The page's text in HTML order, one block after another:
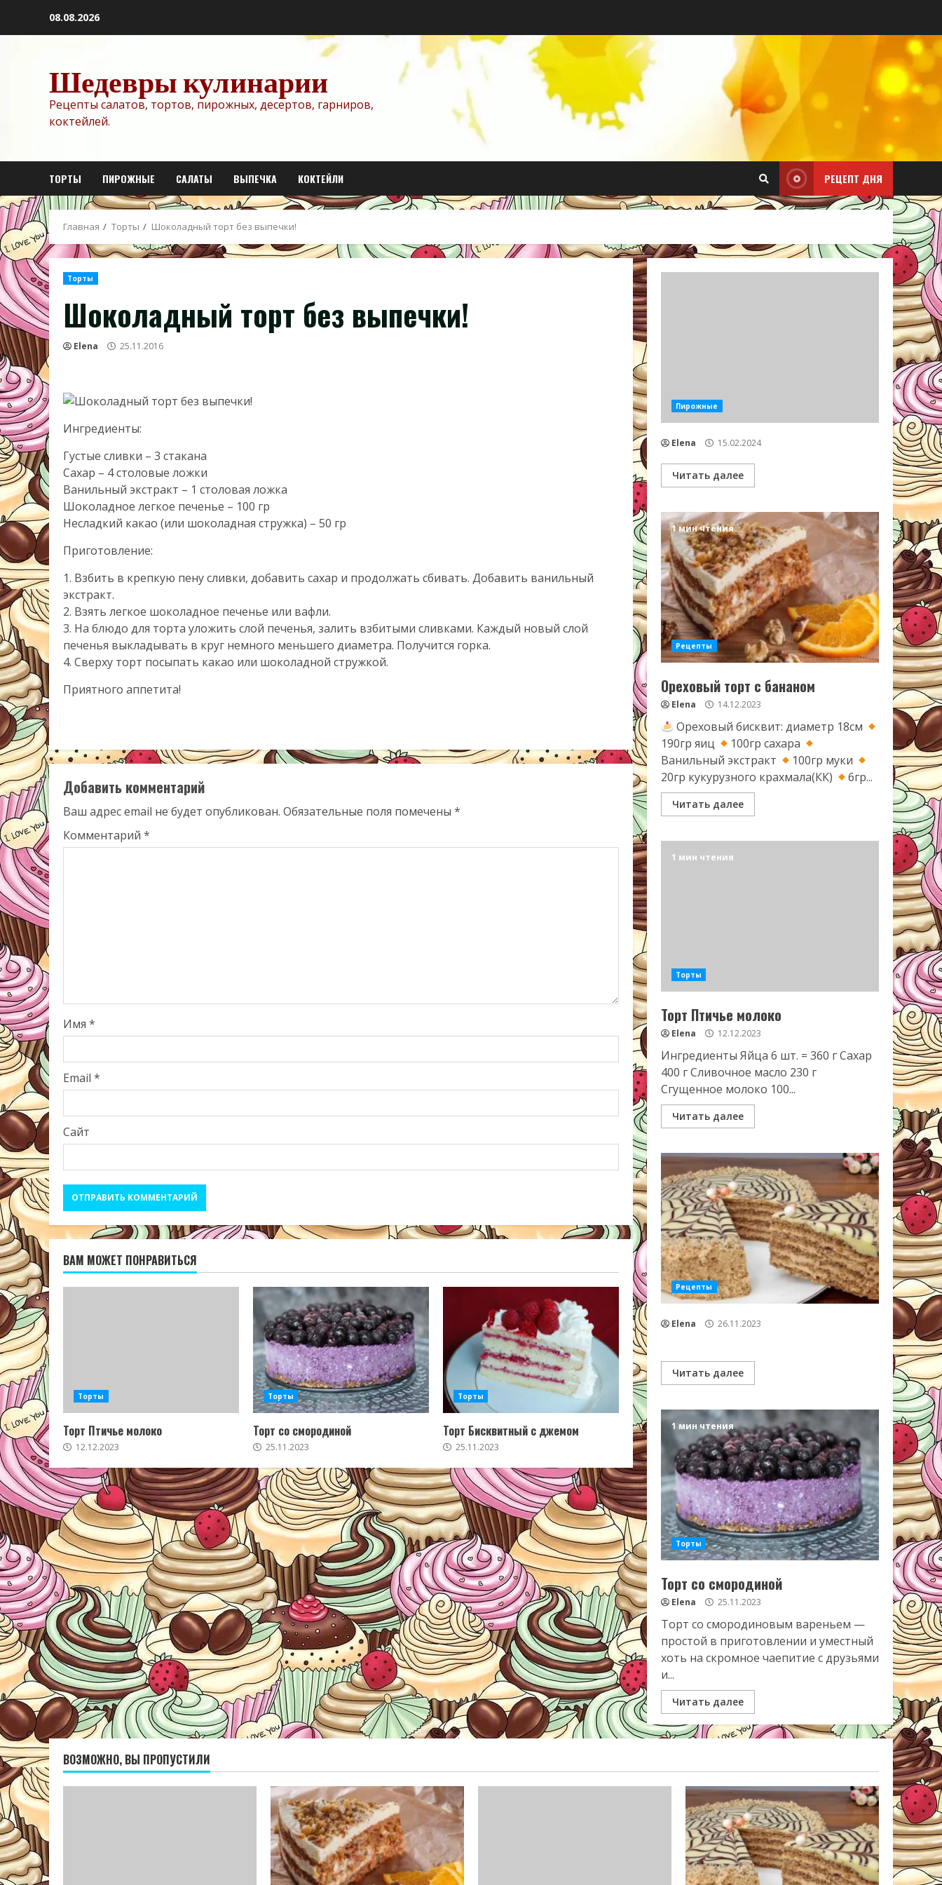
08.08.2026
Шедевры кулинарии
Рецепты салатов, тортов, пирожных, десертов, гарниров,
коктейлей.
ТОРТЫ ПИРОЖНЫЕ САЛАТЫ ВЫПЕЧКА КОКТЕЙЛИ РЕЦЕПТ ДНЯ
Главная Торты Шоколадный торт без выпечки!
Торты
Шоколадный торт без выпечки!
Elena 25.11.2016
Ингредиенты:
Густые сливки – 3 стакана
Сахар – 4 столовые ложки
Ванильный экстракт – 1 столовая ложка
Шоколадное легкое печенье – 100 гр
Несладкий какао (или шоколадная стружка) – 50 гр
Приготовление:
1. Взбить в крепкую пену сливки, добавить сахар и продолжать сбивать. Добавить ванильный
экстракт.
2. Взять легкое шоколадное печенье или вафли.
3. На блюдо для торта уложить слой печенья, залить взбитыми сливками. Каждый новый слой
печенья выкладывать в круг немного меньшего диаметра. Получится горка.
4. Сверху торт посыпать какао или шоколадной стружкой.
Приятного аппетита!
Добавить комментарий
Ваш адрес email не будет опубликован. Обязательные поля помечены *
Комментарий *
Имя *
Email *
Сайт
ВАМ МОЖЕТ ПОНРАВИТЬСЯ
Торты
Торт Птичье молоко
12.12.2023
Торты
Торт со смородиной
25.11.2023
Торты
Торт Бисквитный с джемом
25.11.2023
Пирожные
Elena 15.02.2024
Читать далее
1 мин чтения
Рецепты
Ореховый торт с бананом
Elena 14.12.2023
Ореховый бисквит: диаметр 18см
190гр яиц
100гр сахара
Ванильный экстракт
100гр муки
20гр кукурузного крахмала(КК)
6гр...
Читать далее
1 мин чтения
Торты
Торт Птичье молоко
Elena 12.12.2023
Ингредиенты Яйца 6 шт. = 360 г Сахар
400 г Сливочное масло 230 г
Сгущенное молоко 100...
Читать далее
Рецепты
Elena 26.11.2023
Читать далее
1 мин чтения
Торты
Торт со смородиной
Elena 25.11.2023
Торт со смородиновым вареньем —
простой в приготовлении и уместный
хоть на скромное чаепитие с друзьями
и...
Читать далее
ВОЗМОЖНО, ВЫ ПРОПУСТИЛИ